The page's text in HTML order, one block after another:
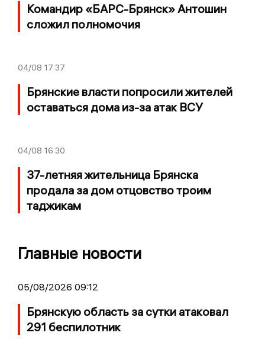
Командир «БАРС-Брянск» Антошин
сложил полномочия
04/08 17:37
Брянские власти попросили жителей
оставаться дома из-за атак ВСУ
04/08 16:30
37-летняя жительница Брянска
продала за дом отцовство троим
таджикам
Главные новости
05/08/2026 09:12
Брянскую область за сутки атаковал
291 беспилотник